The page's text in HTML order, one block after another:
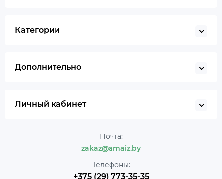
Категории
Дополнительно
Личный кабинет
Почта:
zakaz@amaiz.by
Телефоны:
+375 (29) 773-35-35